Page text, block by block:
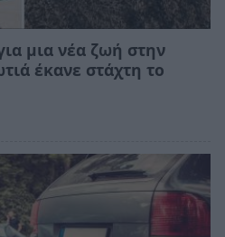
μια νέα ζωή στην
έκανε στάχτη το